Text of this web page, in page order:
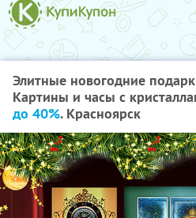
Элитные новогодние
Картины и часы с
до 40%. Красноярск